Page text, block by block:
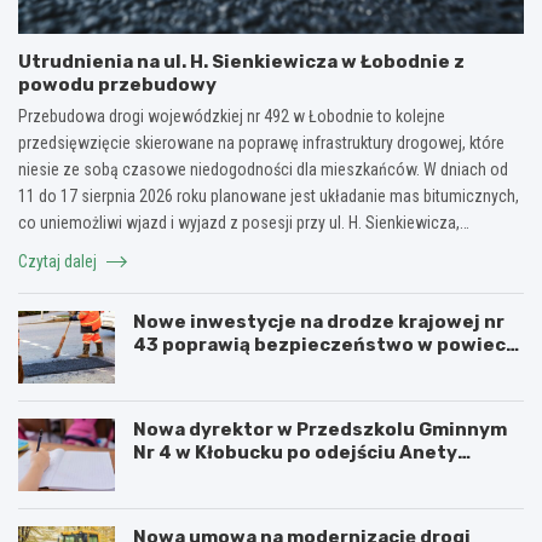
Utrudnienia na ul. H. Sienkiewicza w Łobodnie z
powodu przebudowy
Przebudowa drogi wojewódzkiej nr 492 w Łobodnie to kolejne
przedsięwzięcie skierowane na poprawę infrastruktury drogowej, które
niesie ze sobą czasowe niedogodności dla mieszkańców. W dniach od
11 do 17 sierpnia 2026 roku planowane jest układanie mas bitumicznych,
co uniemożliwi wjazd i wyjazd z posesji przy ul. H. Sienkiewicza,…
Czytaj dalej
Nowe inwestycje na drodze krajowej nr
43 poprawią bezpieczeństwo w powiecie
Nowa dyrektor w Przedszkolu Gminnym
Nr 4 w Kłobucku po odejściu Anety
Nowa umowa na modernizację drogi